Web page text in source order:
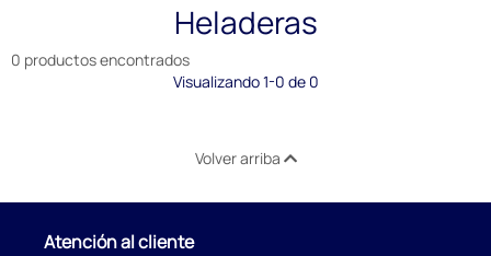
Heladeras
0 productos encontrados
Visualizando 1-0 de 0
Volver arriba
Atención al cliente